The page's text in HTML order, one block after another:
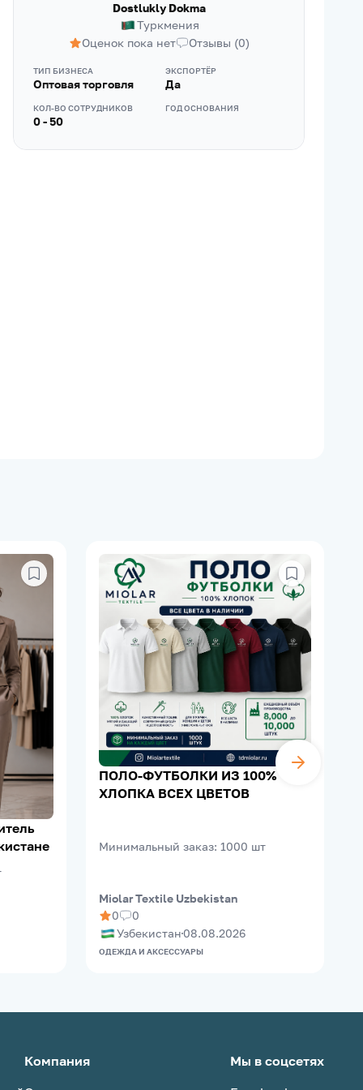
Dostlukly Dokma
Туркмения
Оценок пока нет
Отзывы (0)
ТИП БИЗНЕСА
Оптовая торговля
ЭКСПОРТЁР
Да
КОЛ-ВО СОТРУДНИКОВ
0 - 50
ГОД ОСНОВАНИЯ
ПОЛО-ФУТБОЛКИ ИЗ 100%
ХЛОПКА ВСЕХ ЦВЕТОВ
Минимальный заказ: 1000 шт
Miolar Textile Uzbekistan
0
0
Узбекистан 08.08.2026
ОДЕЖДА И АКСЕССУАРЫ
Компания
Мы в соцсетях